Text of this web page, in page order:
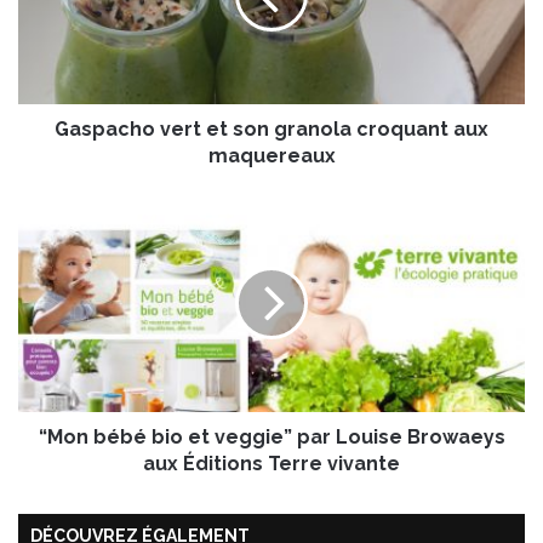
v
s
o
n
g
a
n
c
Gaspacho vert et son granola croquant aux
maquereaux
o
n
b
é
b
é
b
t
“Mon bébé bio et veggie” par Louise Browaeys
aux Éditions Terre vivante
DÉCOUVREZ ÉGALEMENT